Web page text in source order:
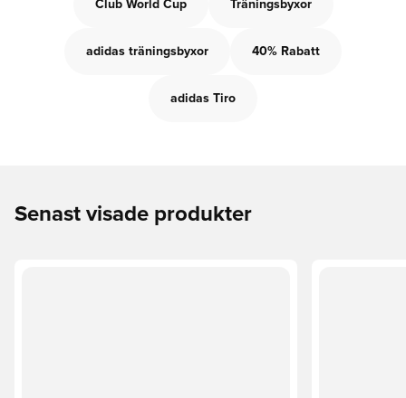
Club World Cup Träningsbyxor
adidas träningsbyxor 40% Rabatt
adidas Tiro
Senast visade produkter